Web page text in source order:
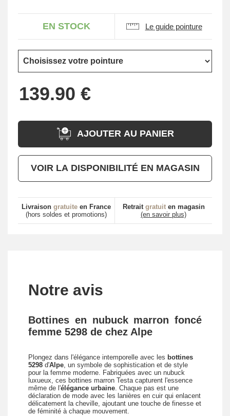
EN STOCK Le guide pointure
AJOUTER AU PANIER
VOIR LA DISPONIBILITÉ EN MAGASIN
Livraison gratuite en France
(hors soldes et promotions)
Retrait gratuiten magasin
(en savoir plus)
Notre avis
Bottines en nubuck marron foncé
femme 5298 de chez Alpe
Plongez dans l'élégance intemporelle avec les bottines
5298 d'Alpe , un symbole de sophistication et de style
pour la femme moderne. Fabriquées avec un nubuck
luxueux, ces bottines marron Testa capturent l'essence
même de l'élégance urbaine . Chaque pas est une
déclaration de mode avec les lanières en cuir qui enlacent
délicatement la cheville, ajoutant une touche de finesse et
de féminité à chaque mouvement.